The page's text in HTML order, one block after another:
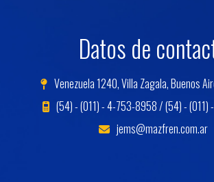
Datos de
Venezuela 1240, Villa Zagala, Buenos
(54) - (011) - 4-753-8958 / (54) - (011)
jems@mazfren.com.ar